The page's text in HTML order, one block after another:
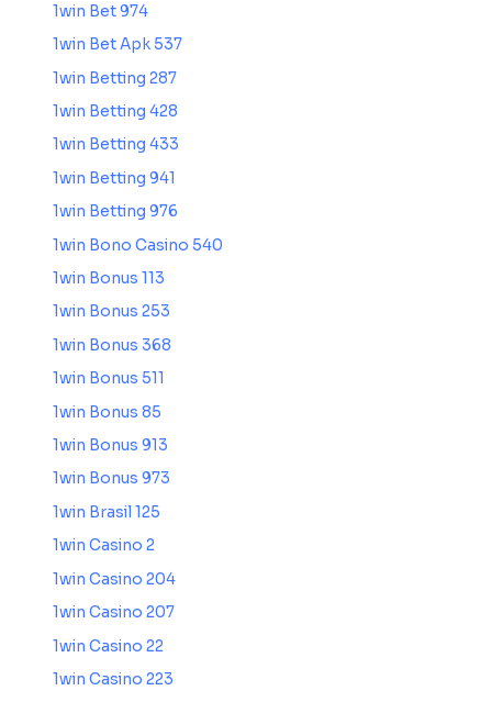
1win Bet 974
1win Bet Apk 537
1win Betting 287
1win Betting 428
1win Betting 433
1win Betting 941
1win Betting 976
1win Bono Casino 540
1win Bonus 113
1win Bonus 253
1win Bonus 368
1win Bonus 511
1win Bonus 85
1win Bonus 913
1win Bonus 973
1win Brasil 125
1win Casino 2
1win Casino 204
1win Casino 207
1win Casino 22
1win Casino 223